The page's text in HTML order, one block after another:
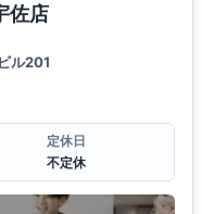
佐店
ル201
定休日
不定休